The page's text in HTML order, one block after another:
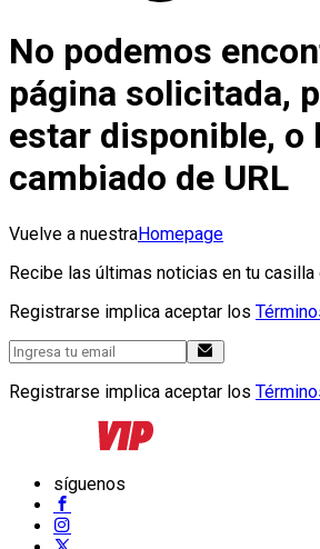
No podemos
página solicitada,
estar disponible, o
cambiado de URL
Vuelve a nuestraHomepage
Recibe las últimas noticias en tu casilla
Registrarse implica aceptar los
Registrarse implica aceptar los
síguenos